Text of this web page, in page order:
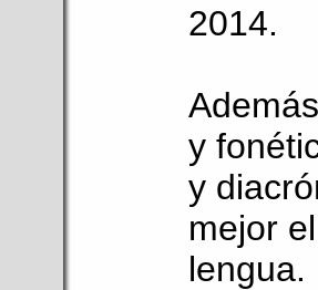
2014.
y
y
mejor
lengua.